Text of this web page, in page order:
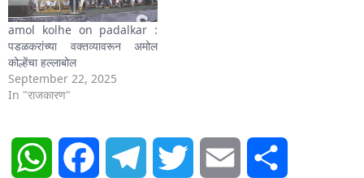
amol kolhe on padalkar :
पडळकरांच्या वक्तव्यावरून अमोल
कोल्हेंचा हल्लाबोल
September 22, 2025
In "राजकारण"
WhatsAppFacebook Telegram Twitter Email